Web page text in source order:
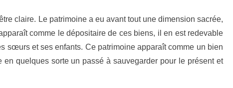
claire. Le patrimoine a eu avant tout une dimension sacrée,
comme le dépositaire de ces biens, il en est redevable
sœurs et ses enfants. Ce patrimoine apparaît comme un bien
en quelques sorte un passé à sauvegarder pour le présent et